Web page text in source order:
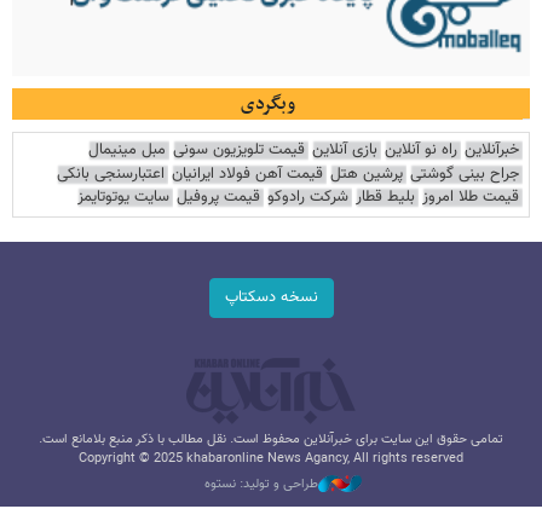
وبگردی
خبرآنلاین راه نو آنلاین بازی آنلاین قیمت تلویزیون سونی مبل مینیمال
جراح بینی گوشتی پرشین هتل قیمت آهن فولاد ایرانیان اعتبارسنجی بانکی
قیمت طلا امروز بلیط قطار شرکت رادوکو قیمت پروفیل سایت یوتوتایمز
نسخه دسکتاپ
تمامی حقوق این سایت برای خبرآنلاین محفوظ است. نقل مطالب با ذکر منبع بلامانع است.
Copyright © 2025 khabaronline News Agancy, All rights reserved
طراحی و تولید: نستوه